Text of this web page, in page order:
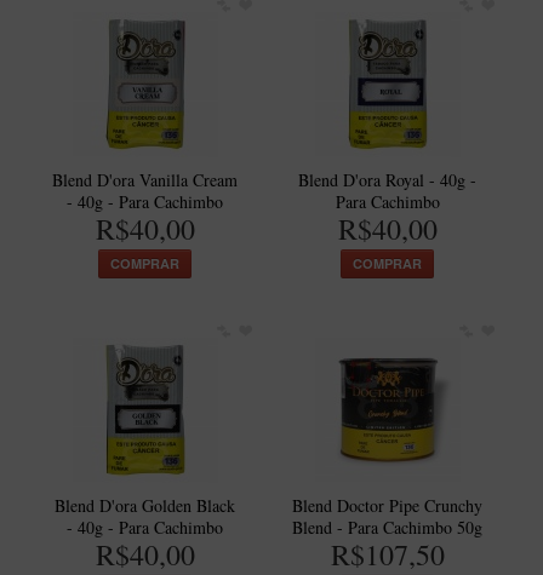
Blend D'ora Vanilla Cream
- 40g - Para Cachimbo
R$40,00
COMPRAR
Blend D'ora Royal - 40g -
Para Cachimbo
R$40,00
COMPRAR
Blend D'ora Golden Black
- 40g - Para Cachimbo
R$40,00
Blend Doctor Pipe Crunchy
Blend - Para Cachimbo 50g
R$107,50